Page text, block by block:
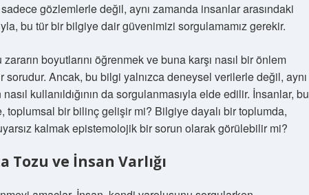
gözlemlerle değil, aynı zamanda insanlar arasındaki
bu tür bir bilgiye dair güvenimizi sorgulamamız gerekir.
boyutlarını öğrenmek ve buna karşı nasıl bir önlem
Ancak, bu bilgi yalnızca deneysel verilerle değil, aynı
kullanıldığının da sorgulanmasıyla elde edilir. İnsanlar, bu
toplumsal bir bilinç gelişir mi? Bilgiye dayalı bir toplumda,
kalmak epistemolojik bir sorun olarak görülebilir mi?
ve İnsan Varlığı